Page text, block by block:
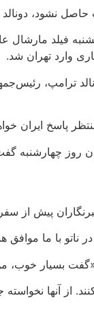
نشود،
فیلد مارشال
وارد تهران شد.
ماند، اما این
روز چهارشنبه
پیش از
با ما موافق
«گفت بسیار
از آنها